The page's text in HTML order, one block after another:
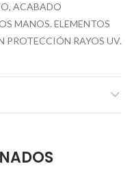
ACABADO
MANOS. ELEMENTOS
PROTECCIÓN RAYOS UV.